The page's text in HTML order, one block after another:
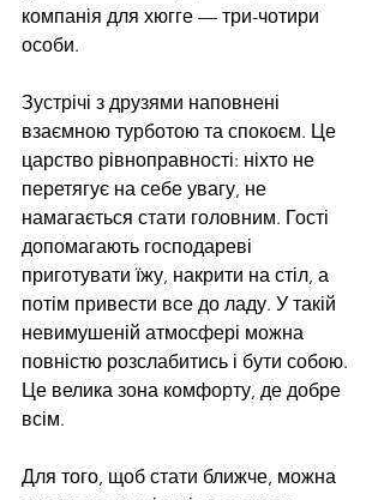
компанія для хюгге — три-чотири
особи.
Зустрічі з друзями наповнені
взаємною турботою та спокоєм. Це
царство рівноправності: ніхто не
перетягує на себе увагу, не
намагається стати головним. Гості
допомагають господареві
приготувати їжу, накрити на стіл, а
потім привести все до ладу. У такій
невимушеній атмосфері можна
повністю розслабитись і бути собою.
Це велика зона комфорту, де добре
всім.
Для того, щоб стати ближче, можна